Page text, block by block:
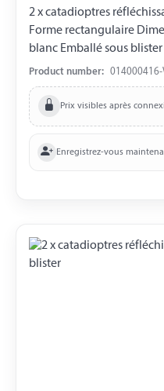
2 x catadioptres
Forme rectangulaire
blanc Emballé sous blister
Product number: 014000416-
Prix visibles après
Enregistrez-vous